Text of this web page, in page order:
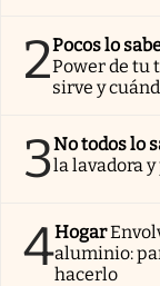
2Pocos lo
Power de tu
sirve y
3No todos lo
la lavadora
4Hogar
aluminio:
hacerlo